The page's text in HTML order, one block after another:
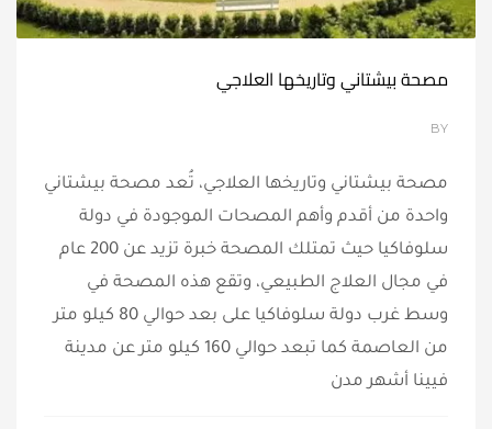
مصحة بيشتاني وتاريخها العلاجي
BY
مصحة بيشتاني وتاريخها العلاجي، تُعد مصحة بيشتاني
واحدة من أقدم وأهم المصحات الموجودة في دولة
سلوفاكيا حيث تمتلك المصحة خبرة تزيد عن 200 عام
في مجال العلاج الطبيعي، وتقع هذه المصحة في
وسط غرب دولة سلوفاكيا على بعد حوالي 80 كيلو متر
من العاصمة كما تبعد حوالي 160 كيلو متر عن مدينة
فيينا أشهر مدن